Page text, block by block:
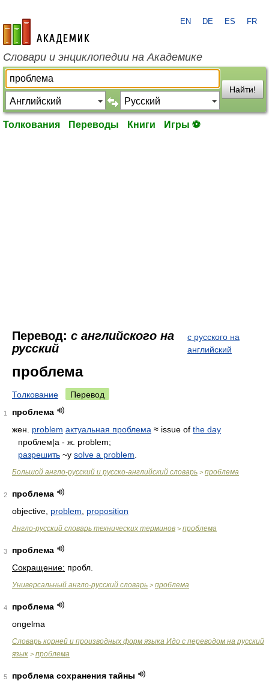
academic.ru
EN DE ES FR
Словари и энциклопедии на Академике
Найти!
Толкования Переводы Книги Игры ⚽
Перевод: с английского на
русский
с русского на
английский
проблема
Толкование Перевод
1
проблема
жен. problem актуальная проблема ≈ issue of the day
проблем|а - ж. problem;
разрешить ~y solve a problem
Большой англо-русский и русско-английский словарь > проблема
2
проблема
objective, problem proposition
Англо-русский словарь технических терминов > проблема
3
проблема
Сокращение: пробл.
Универсальный англо-русский словарь > проблема
4
проблема
ongelma
Словарь корней и производных форм языка Идо с переводом на русский
язык > проблема
5
проблема сохранения тайны